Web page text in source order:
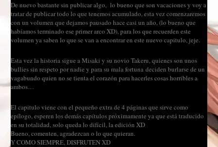
De nuevo bastante sin publicar algo, lo bueno que son vacaciones y voy a
tratar de publicar todo lo que tenemos acumulado, esta vez comenzaremos
con un volumen que dejamos pausado hace casi un año, (lo bueno que
habíamos terminado ese primer arco XD), para los que recuerden este
volumen ya saben lo que se van a encontrar en este nuevo capitulo, jeje.
Esta vez la historia sigue a Misaki y su novio Takeru, quienes son unos
bullies sin respeto por nadie y para su mala fortuna deciden burlarse de un
vagabundo quien no se tienta el corazón para hacerles cosas horribles a
ambos…
El capitulo viene con el pequeño extra de 4 páginas que sirve como
epílogo, esperen los demás capítulos próximamente ya que está traducido
en su totalidad, solo queda lo difícil, la edición XD
Bueno, comenten, agradezcan o lo que quieran.
Y COMO SIEMPRE, DISFRUTEN XD